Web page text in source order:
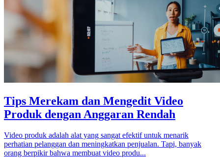
Tips Merekam dan Mengedit Video
Produk dengan Anggaran Rendah
Video produk adalah alat yang sangat efektif untuk menarik
perhatian pelanggan dan meningkatkan penjualan. Tapi, banyak
orang berpikir bahwa membuat video produ...